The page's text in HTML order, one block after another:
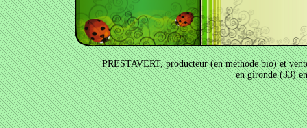
PRESTAVERT, producteur (en méthode bio) et
en gironde (33)